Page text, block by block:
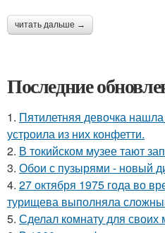
читать дальше →
Последние
1. Пятилетняя девочка
устроила из них конфетти.
2. В токийском музее тают
3. Обои с пузырями - новый
4. 27 октября 1975 года во
турищева выполняла
5. Сделал комнату для своих